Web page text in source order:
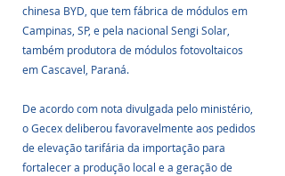
chinesa BYD, que tem fábrica de módulos em
Campinas, SP, e pela nacional Sengi Solar,
também produtora de módulos fotovoltaicos
em Cascavel, Paraná.
De acordo com nota divulgada pelo ministério,
o Gecex deliberou favoravelmente aos pedidos
de elevação tarifária da importação para
fortalecer a produção local e a geração de